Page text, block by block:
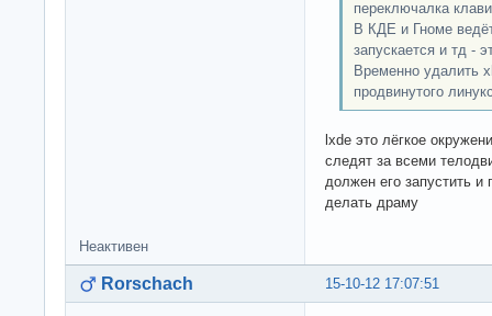
переключалка
В КДЕ и Гноме
запускается и тд -
Временно удалить
продвинутого
lxde это лёгкое
следят за всеми
должен его запустить и
делать драму
Неактивен
15-10-12 17:07:51
Rorschach